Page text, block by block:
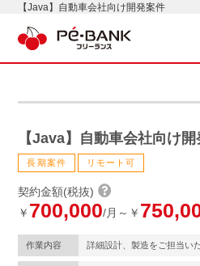
【Java】自動車会社向け開発案件
【Java】自動車会社向け
長期案件 リモート可
契約金額(税抜)
￥ 700,000/月～￥
作業内容 詳細設計、製造をご担当い